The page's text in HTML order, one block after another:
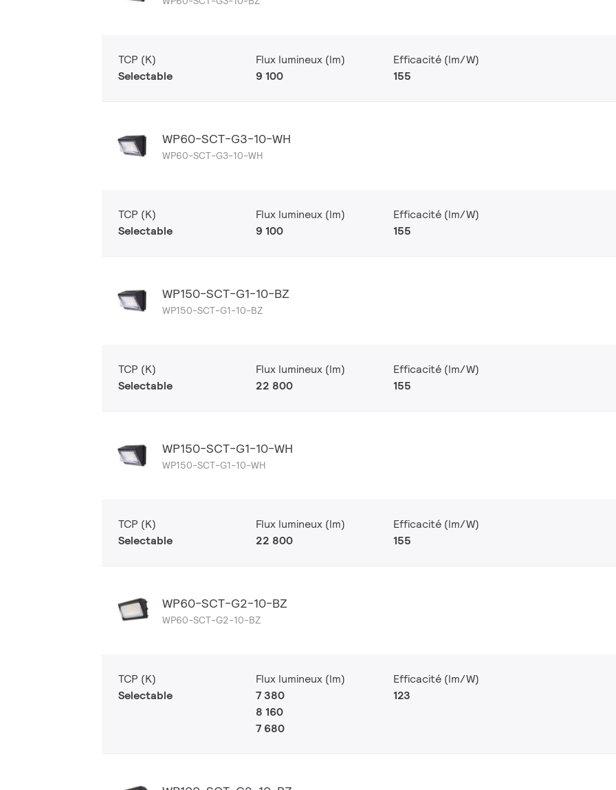
TCP (K)
Selectable
Flux lumineux (lm)
9 100
Efficacité (lm/W)
155
WP60-SCT-G3-10-WH
WP60-SCT-G3-10-WH
TCP (K)
Selectable
Flux lumineux (lm)
9 100
Efficacité (lm/W)
155
WP150-SCT-G1-10-BZ
WP150-SCT-G1-10-BZ
TCP (K)
Selectable
Flux lumineux (lm)
22 800
Efficacité (lm/W)
155
WP150-SCT-G1-10-WH
WP150-SCT-G1-10-WH
TCP (K)
Selectable
Flux lumineux (lm)
22 800
Efficacité (lm/W)
155
WP60-SCT-G2-10-BZ
WP60-SCT-G2-10-BZ
TCP (K)
Selectable
Flux lumineux (lm)
7 380
8 160
7 680
Efficacité (lm/W)
123